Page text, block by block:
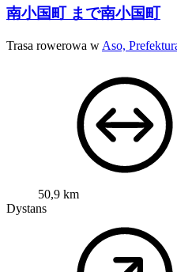
南小国町 まで南小国町
Trasa rowerowa w Aso,
50,9 km
Dystans